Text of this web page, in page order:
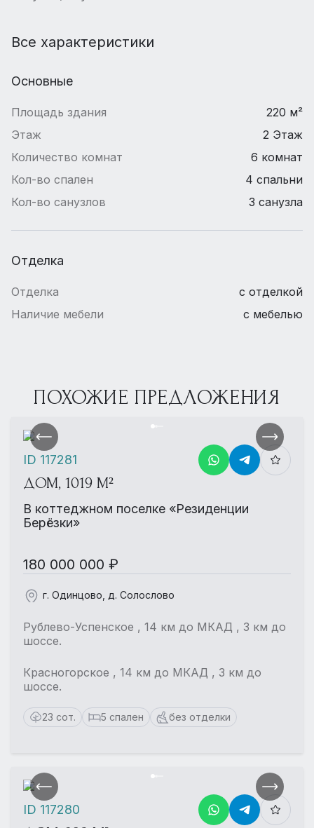
Все характеристики
Основные
Площадь здания
220 м²
Этаж
2 Этаж
Количество комнат
6 комнат
Кол-во спален
4 спальни
Кол-во санузлов
3 санузла
Отделка
Отделка
с отделкой
Наличие мебели
с мебелью
ПОХОЖИЕ ПРЕДЛОЖЕНИЯ
ДОМ, 1019 М²
В коттеджном поселке «Резиденции
Берёзки»
180 000 000 ₽
г. Одинцово, д. Солослово
Рублево-Успенское , 14 км до МКАД , 3 км до
шоссе.
Красногорское , 14 км до МКАД , 3 км до
шоссе.
23 сот. 5 спален без отделки
ID 117281
ID 117280